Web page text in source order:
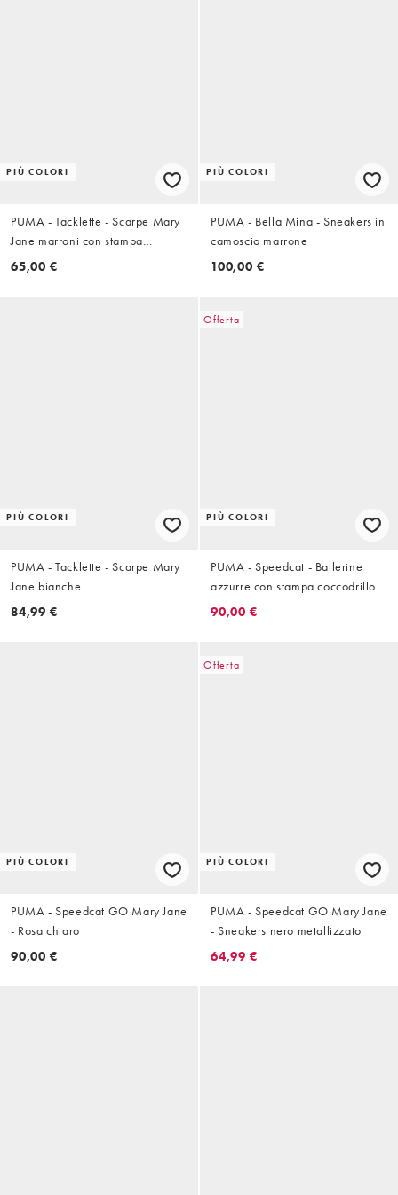
PIÙ COLORI
PUMA - Tacklette - Scarpe Mary
Jane marroni con stampa
leopardata
65,00 €
PIÙ COLORI
PUMA - Bella Mina - Sneakers in
camoscio marrone
100,00 €
PIÙ COLORI
PUMA - Tacklette - Scarpe Mary
Jane bianche
84,99 €
Offerta
PIÙ COLORI
PUMA - Speedcat - Ballerine
azzurre con stampa coccodrillo
90,00 €
PIÙ COLORI
PUMA - Speedcat GO Mary Jane
- Rosa chiaro
90,00 €
Offerta
PIÙ COLORI
PUMA - Speedcat GO Mary Jane
- Sneakers nero metallizzato
64,99 €